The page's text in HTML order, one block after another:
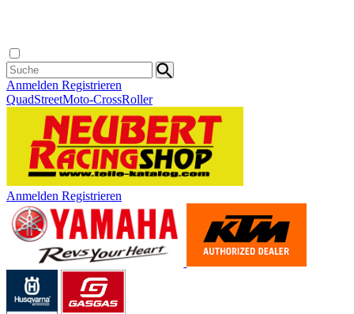
Anmelden Registrieren
QuadStreetMoto-CrossRoller
Anmelden Registrieren